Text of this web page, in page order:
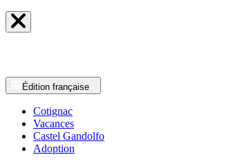
Édition française
Cotignac
Vacances
Castel Gandolfo
Adoption